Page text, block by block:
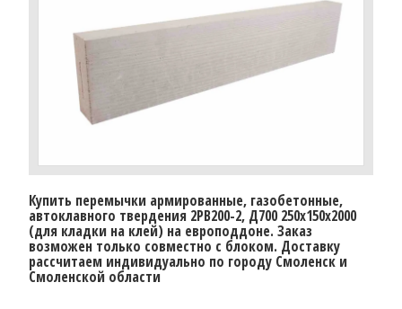
Купить перемычки армированные, газобетонные,
автоклавного твердения 2PB200-2, Д700 250х150х2000
(для кладки на клей) на европоддоне. Заказ
возможен только совместно с блоком. Доставку
рассчитаем индивидуально по городу Смоленск и
Смоленской области